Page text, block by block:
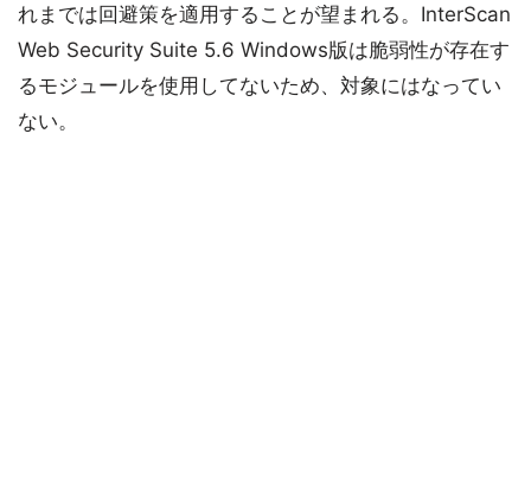
れまでは回避策を適用することが望まれる。InterScan
Web Security Suite 5.6 Windows版は脆弱性が存在す
るモジュールを使用してないため、対象にはなってい
ない。